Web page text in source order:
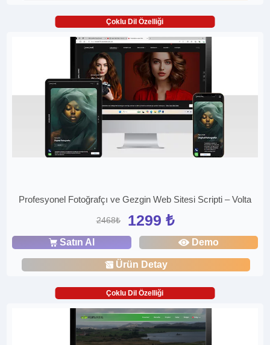
Çoklu Dil Özelliği
Profesyonel Fotoğrafçı ve Gezgin Web Sitesi Scripti – Volta
2468₺ 1299 ₺
Satın Al Demo
Ürün Detay
Çoklu Dil Özelliği